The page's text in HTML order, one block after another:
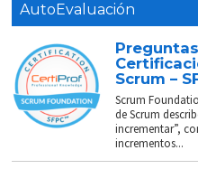
AutoEvaluación
Scrum –
Scrum
de Scrum
incrementar”,
incrementos...